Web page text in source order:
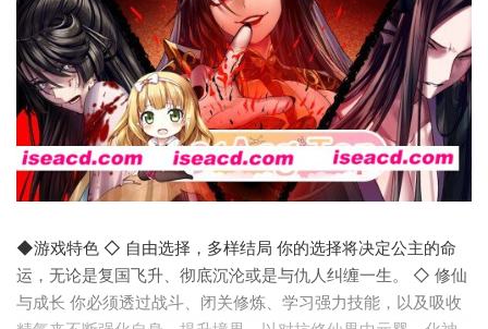
◆游戏特色 ◇ 自由选择，多样结局 你的选择将决定公主的命
运，无论是复国飞升、彻底沉沦或是与仇人纠缠一生。 ◇ 修仙
与成长 你必须透过战斗、闭关修炼、学习强力技能，以及吸收